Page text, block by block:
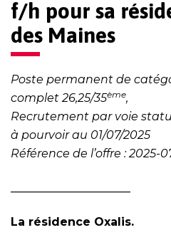
f/h pour sa
des Maines
Poste permanent de
complet 26,25/35ème,
Recrutement par voie
à pourvoir au 01/07/2025
Référence de l’offre : 2025-
La résidence Oxalis.